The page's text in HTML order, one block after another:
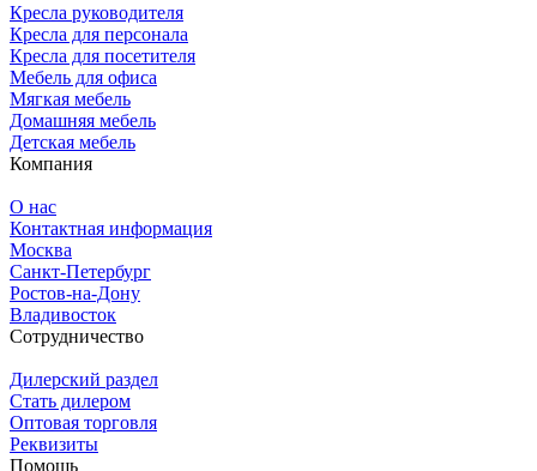
Кресла руководителя
Кресла для персонала
Кресла для посетителя
Мебель для офиса
Мягкая мебель
Домашняя мебель
Детская мебель
Компания
О нас
Контактная информация
Москва
Санкт-Петербург
Ростов-на-Дону
Владивосток
Сотрудничество
Дилерский раздел
Стать дилером
Оптовая торговля
Реквизиты
Помощь